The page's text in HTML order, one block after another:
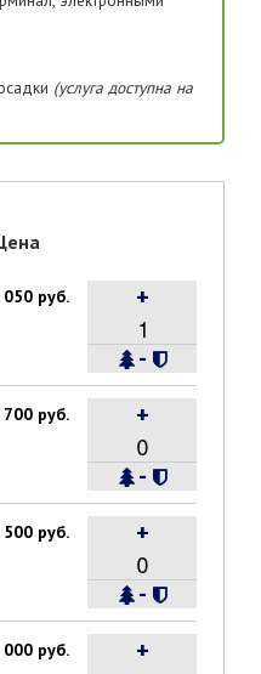
(услуга доступна на
руб.
-
+
руб.
-
+
500 руб.
-
+
руб. +